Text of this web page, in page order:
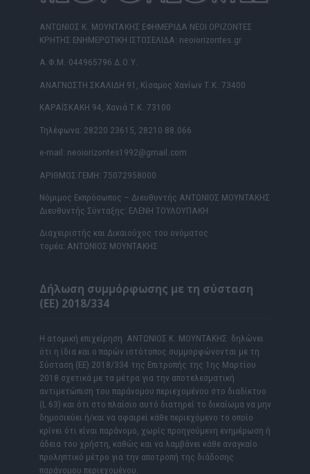
ΑΝΤΩΝΙΟΣ Κ. ΜΟΥΝΤΑΚΗΣ ΕΦΗΜΕΡΙΔΑ ΝΕΟΙ ΟΡΙΖΟΝΤΕΣ
ΚΡΗΤΗΣ ΕΝΗΜΕΡΩΤΙΚΗ ΙΣΤΟΣΕΛΙΔΑ: neoiorizontes.gr
Α.Φ.Μ. 044965796 Δ.Ο.Υ.
ΑΝΑΓΝΩΣΤΗ ΣΚΑΛΙΔΗ 91, Κίσαμος Χανίων Τ.Κ. 73400
ΚΑΡΑΪΣΚΑΚΗ 94, Χανιά Τ.Κ. 73100
Τηλέφωνα: 28220 23615, 28210 88.066
e-mail: neoiorizontes1992@gmail.com
ΑΡΙΘΜΟΣ ΓΕΜΗ: 75072958000
Νόμιμος Εκπρόσωπος – Διευθυντής ΑΝΤΩΝΙΟΣ ΜΟΥΝΤΑΚΗΣ
Διευθυντής Σύνταξης: ΕΛΕΝΗ ΤΟΥΛΟΥΠΑΚΗ
Διαχειριστής και Δικαιούχος του ονόματος
τομέα: ΑΝΤΩΝΙΟΣ ΜΟΥΝΤΑΚΗΣ
Δήλωση συμμόρφωσης με τη σύσταση
(ΕΕ) 2018/334
Η ατομική επιχείρηση ΑΝΤΩΝΙΟΣ Κ. ΜΟΥΝΤΑΚΗΣ δηλώνει
ότι η ίδια και ο παρών ιστότοπος συμμορφώνονται με τη
Σύσταση (ΕΕ) 2018/334 της Επιτροπής της 1ης Μαρτίου
2018 σχετικά με τα μέτρα για την αποτελεσματική
αντιμετώπιση του παράνομου περιεχομένου στο διαδίκτυο
(L 63) και ότι στο πλαίσιο αυτό διατηρεί το δικαίωμα να μην
δημοσιεύει ή/και να αφαιρεί κάθε περιεχόμενο το οποίο
κρίνει ότι είναι παράνομο, χωρίς προηγούμενη ενημέρωση ή
άδεια του χρήστη, καθώς και να λαμβάνει κάθε αναγκαίο
προληπτικό μέτρο για την αποτροπή της διάδοσης
παράνομου περιεχομένου.